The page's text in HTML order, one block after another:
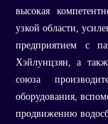
высокая
узкой области,
предприятием с
Хэйлунцзян, а
союза
оборудования,
продвижению